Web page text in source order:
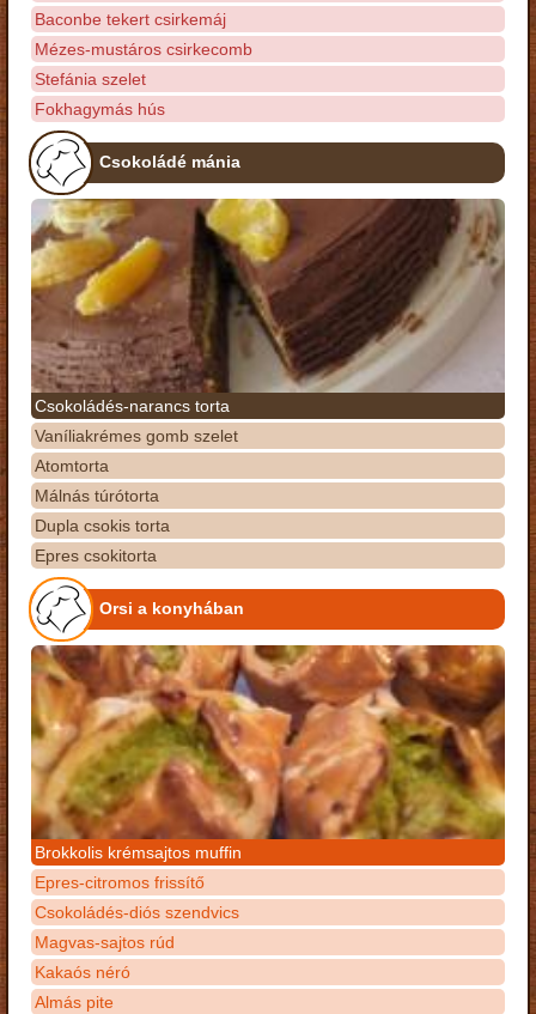
Baconbe tekert csirkemáj
Mézes-mustáros csirkecomb
Stefánia szelet
Fokhagymás hús
Csokoládé mánia
Csokoládés-narancs torta
Vaníliakrémes gomb szelet
Atomtorta
Málnás túrótorta
Dupla csokis torta
Epres csokitorta
Orsi a konyhában
Brokkolis krémsajtos muffin
Epres-citromos frissítő
Csokoládés-diós szendvics
Magvas-sajtos rúd
Kakaós néró
Almás pite